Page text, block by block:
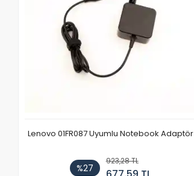
Lenovo 01FR087 Uyumlu Notebook Adaptör
%27
923,28 TL